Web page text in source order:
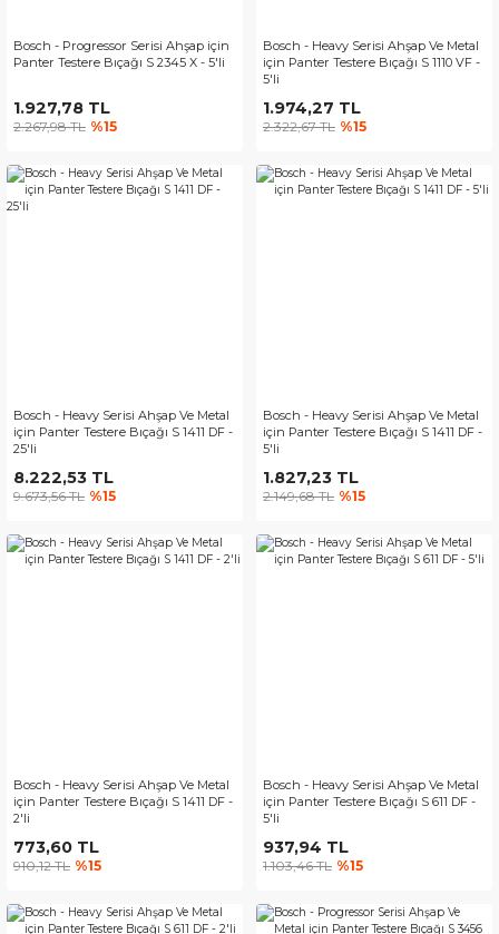
Bosch - Progressor Serisi Ahşap için
Panter Testere Bıçağı S 2345 X - 5'li
1.927,78 TL
2.267,98 TL %15
Bosch - Heavy Serisi Ahşap Ve Metal
için Panter Testere Bıçağı S 1110 VF -
5'li
1.974,27 TL
2.322,67 TL %15
Bosch - Heavy Serisi Ahşap Ve Metal
için Panter Testere Bıçağı S 1411 DF -
25'li
8.222,53 TL
9.673,56 TL %15
Bosch - Heavy Serisi Ahşap Ve Metal
için Panter Testere Bıçağı S 1411 DF -
5'li
1.827,23 TL
2.149,68 TL %15
Bosch - Heavy Serisi Ahşap Ve Metal
için Panter Testere Bıçağı S 1411 DF -
2'li
773,60 TL
910,12 TL %15
Bosch - Heavy Serisi Ahşap Ve Metal
için Panter Testere Bıçağı S 611 DF -
5'li
937,94 TL
1.103,46 TL %15